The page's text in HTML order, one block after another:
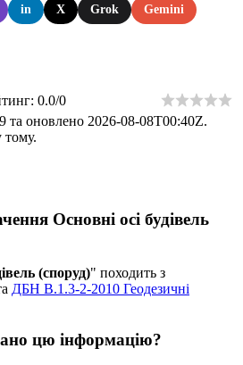
in X Grok Gemini
: 0.0/0
та оновлено 2026-08-08T00:40Z.
тому.
Основні осі будівель
(споруд)" походить з
ДБН В.1.3-2-2010 Геодезичні
цю інформацію?